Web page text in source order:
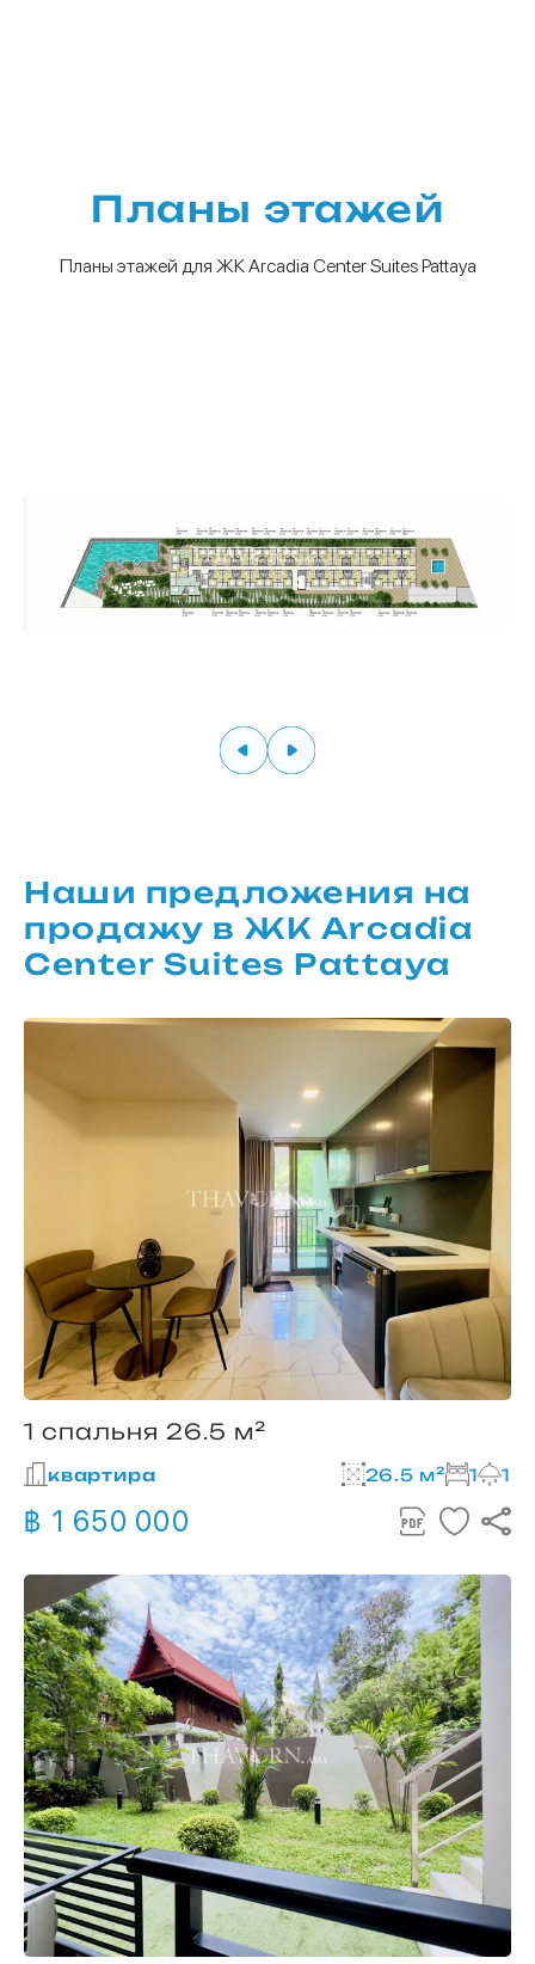
Планы этажей
Планы этажей для ЖК Arcadia Center Suites Pattaya
Наши предложения на
продажу в ЖК Arcadia
Center Suites Pattaya
1 спальня 26.5 м²
квартира 26.5 м² 1 1
฿ 1 650 000